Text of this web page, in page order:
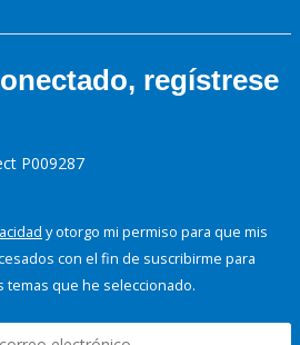
regístrese
P009287
y otorgo mi permiso para que mis
con el fin de suscribirme para
que he seleccionado.